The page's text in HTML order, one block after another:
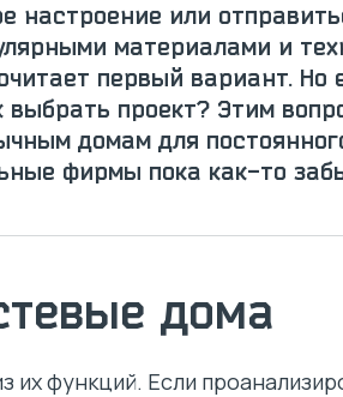
настроение или
материалами и
первый вариант.
проект? Этим
домам для
фирмы пока как-то
дома
их функций. Если